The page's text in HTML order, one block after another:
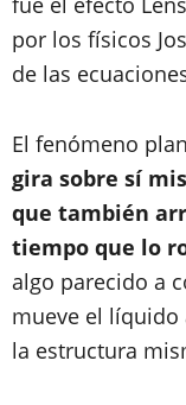
por los físicos
de las
El fenómeno
gira sobre sí
que también
tiempo que lo
algo parecido a
mueve el líquido
la estructura